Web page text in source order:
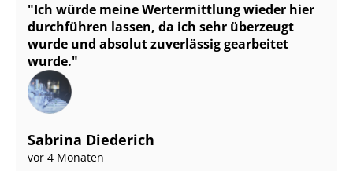
Ich würde meine Wertermittlung wieder hier
durchführen lassen, da ich sehr überzeugt
wurde und absolut zuverlässig gearbeitet
wurde.
Sabrina Diederich
vor 4 Monaten